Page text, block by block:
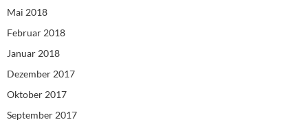
Mai 2018
Februar 2018
Januar 2018
Dezember 2017
Oktober 2017
September 2017